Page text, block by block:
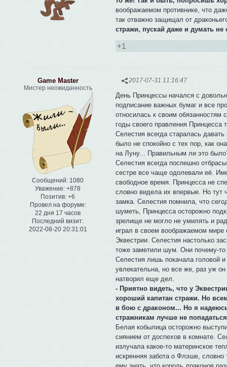
воображаемом противнике, что
так отважно защищал от
стражи, пускай даже и думать
+1
2017-07-31 11:16:47
Game Master
Мистер неожиданность
Сообщений: 1080
Уважение: +878
Позитив: +6
Провел на форуме:
22 дня 17 часов
Последний визит:
2022-08-20 20:31:01
День Принцессы начался с
подписание важных бумаг и все
относилась к своим обязанностям
годы своего правления
Селестия всегда старалась
было не спокойно с тех пор, как
на Луну... Правильным ли это
Селестия всегда поспешно
сестре все чаще одолевали её.
свободное время. Принцесса не
словно видела их впервые. Но тут
замка. Селестия помнила, что
шуметь, Принцесса осторожно
зрелище не могло не умилять и
играл в своем воображаемом мире
Эквестрии. Селестия настолько
тоже заметили шум. Они почему-
Селестия лишь покачала головой
увлекательна, но все же, раз уж
натворил еще дел.
- Приятно видеть, что у
хороший капитан стражи. Но
в бою с драконом... Но я
стражникам лучше не
Белая кобылица осторожно
сиянием от доспехов в комнате.
излучала какое-то материнское
искренняя забота о Флэше, словно